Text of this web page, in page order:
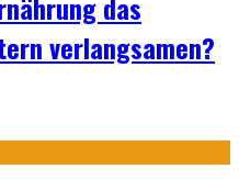
verlangsamen?